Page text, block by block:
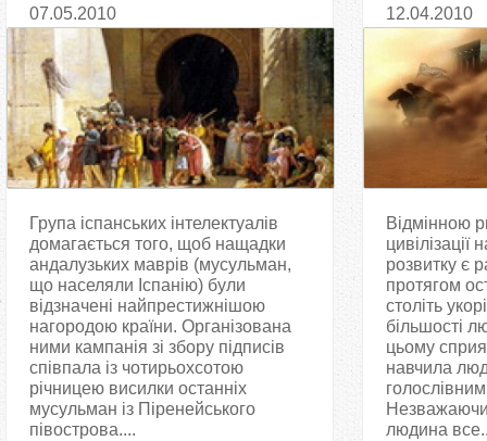
07.05.2010
Група іспанських інтелектуалів
домагається того, щоб нащадки
андалузьких маврів (мусульман,
що населяли Іспанію) були
відзначені найпрестижнішою
нагородою країни. Організована
ними кампанія зі збору підписів
співпала із чотирьохсотою
річницею висилки останніх
мусульман із Піренейського
півострова....
12.04.2010
Відмінною
цивілізації
розвитку є
протягом
століть
більшості
цьому
навчила
людина